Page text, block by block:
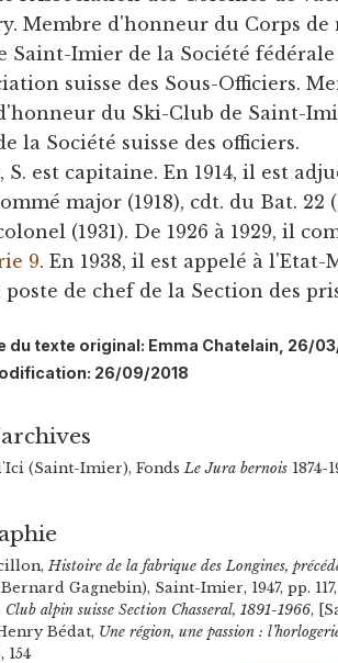
Membre d'honneur du Corps de
Saint-Imier de la Société
suisse des Sous-Officiers.
du Ski-Club de Saint-
la Société suisse des officiers.
S. est capitaine. En 1914, il est
major (1918), cdt. du Bat.
(1931). De 1926 à 1929, il
9. En 1938, il est appelé à
poste de chef de la Section des
du texte original: Emma Chatelain, 26/
26/09/2018
(Saint-Imier), Fonds Le Jura bernois 1874-
Histoire de la fabrique des Longines,
Gagnebin), Saint-Imier, 1947, pp. 117,
Club alpin suisse Section Chasseral, 1891-1966,
Bédat, Une région, une passion :
154